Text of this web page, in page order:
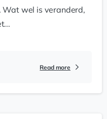
Wat wel is veranderd,
Read more